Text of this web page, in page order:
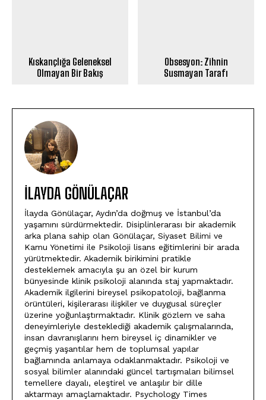
Kıskançlığa Geleneksel
Olmayan Bir Bakış
Obsesyon: Zihnin
Susmayan Tarafı
İLAYDA GÖNÜLAÇAR
İlayda Gönülaçar, Aydın’da doğmuş ve İstanbul’da
yaşamını sürdürmektedir. Disiplinlerarası bir akademik
arka plana sahip olan Gönülaçar, Siyaset Bilimi ve
Kamu Yönetimi ile Psikoloji lisans eğitimlerini bir arada
yürütmektedir. Akademik birikimini pratikle
desteklemek amacıyla şu an özel bir kurum
bünyesinde klinik psikoloji alanında staj yapmaktadır.
Akademik ilgilerini bireysel psikopatoloji, bağlanma
örüntüleri, kişilerarası ilişkiler ve duygusal süreçler
üzerine yoğunlaştırmaktadır. Klinik gözlem ve saha
deneyimleriyle desteklediği akademik çalışmalarında,
insan davranışlarını hem bireysel iç dinamikler ve
geçmiş yaşantılar hem de toplumsal yapılar
bağlamında anlamaya odaklanmaktadır. Psikoloji ve
sosyal bilimler alanındaki güncel tartışmaları bilimsel
temellere dayalı, eleştirel ve anlaşılır bir dille
aktarmayı amaçlamaktadır. Psychology Times